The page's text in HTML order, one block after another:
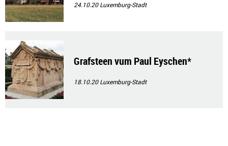
24.10.20Luxemburg-Stadt
Grafsteen vum Paul Eyschen*
18.10.20Luxemburg-Stadt